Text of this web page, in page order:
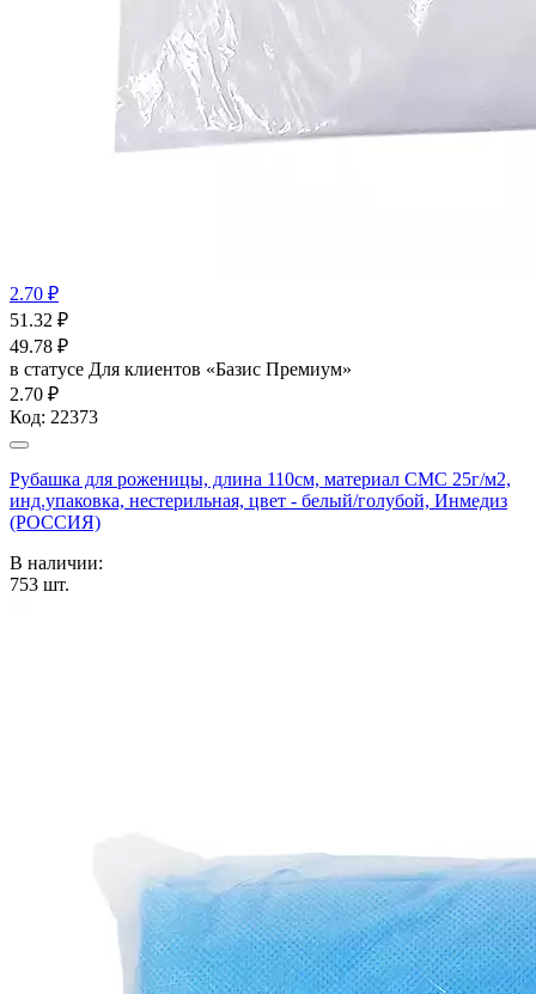
2.70 ₽
51.32 ₽
49.78 ₽
в статусе Для клиентов «Базис Премиум»
2.70 ₽
Код: 22373
Рубашка для роженицы, длина 110см, материал СМС 25г/м2,
инд.упаковка, нестерильная, цвет - белый/голубой, Инмедиз
(РОССИЯ)
В наличии:
753 шт.